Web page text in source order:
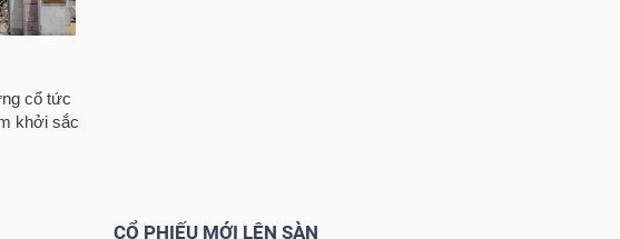
CỔ PHIẾU MỚI LÊN SÀN